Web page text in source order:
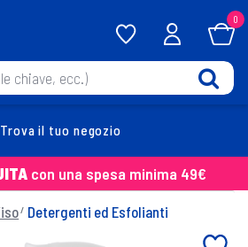
0
Trova il tuo negozio
con una spesa minima 49€
Detergenti ed Esfolianti